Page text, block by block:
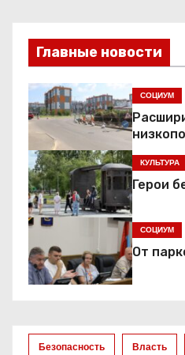
и
г
а
ц
и
я
п
о
а
Главные новости
СОЦИУМ
КУЛЬТУРА
Герои
СОЦИУМ
От
Безопасность Власть